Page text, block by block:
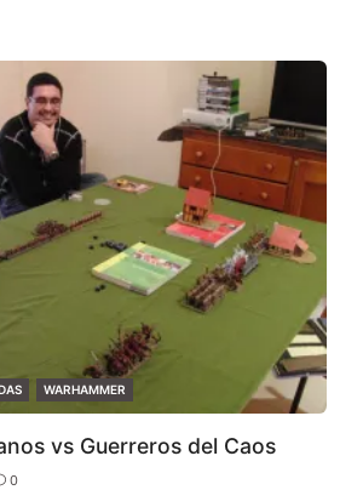
WARHAMMER
vs Guerreros del Caos
0